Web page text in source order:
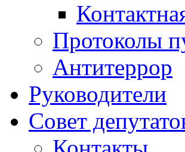
Протоколы
Антитеррор
Руководители
Совет